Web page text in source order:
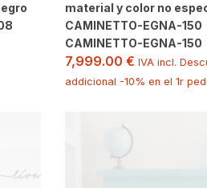
material y color no
CAMINETTO-EGNA-150
CAMINETTO-EGNA-150
7,999.00 € IVA incl.
addicional -10% en el 1r